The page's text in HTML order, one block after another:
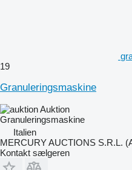
19
Granuleringsmaskine
Auktion
Granuleringsmaskine
Italien
MERCURY AUCTIONS S.R.L.
Kontakt sælgeren